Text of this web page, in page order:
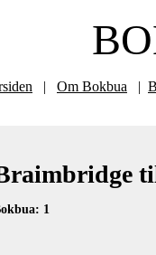
| Om Bokbua |
1